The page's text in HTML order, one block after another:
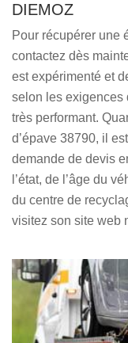
DIEMOZ
Pour récupérer une
contactez dès
est expérimenté et
selon les exigences
très performant.
d’épave 38790, il
demande de devis
l’état, de l’âge du
du centre de
visitez son site web